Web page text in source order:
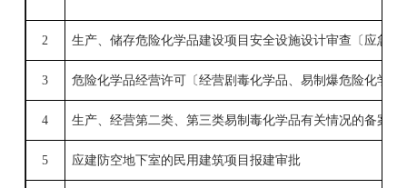
2 生产、储存危险化学品建设项目安全设施设计审查〔应急
3 危险化学品经营许可〔经营剧毒化学品、易制爆危险化学
4 生产、经营第二类、第三类易制毒化学品有关情况的备案
5 应建防空地下室的民用建筑项目报建审批